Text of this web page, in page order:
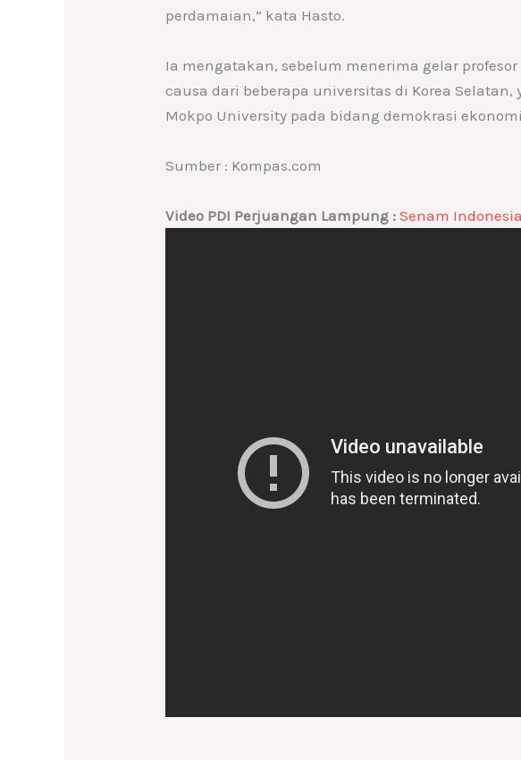
perdamaian,” kata Hasto.
Ia mengatakan, sebelum menerima gelar
causa dari beberapa universitas di Korea
Mokpo University pada bidang demokrasi
Sumber : Kompas.com
Video PDI Perjuangan Lampung : Senam